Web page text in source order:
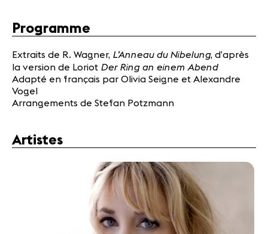
Programme
Extraits de R. Wagner, L’Anneau du Nibelung, d’après
la version de Loriot Der Ring an einem Abend
Adapté en français par Olivia Seigne et Alexandre
Vogel
Arrangements de Stefan Potzmann
Artistes